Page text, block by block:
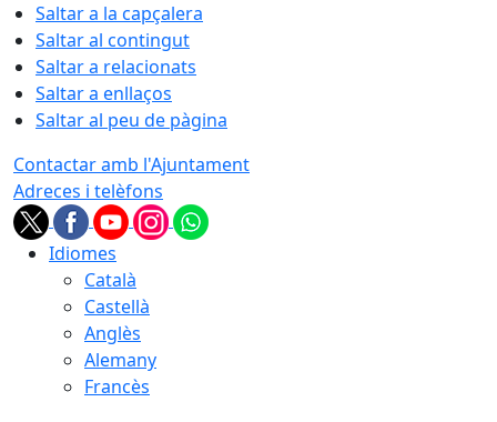
Saltar a la capçalera
Saltar al contingut
Saltar a relacionats
Saltar a enllaços
Saltar al peu de pàgina
Contactar amb l'Ajuntament
Adreces i telèfons
Idiomes
Català
Castellà
Anglès
Alemany
Francès